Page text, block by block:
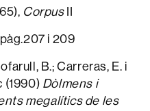
Corpus
i 209
B.; Carreras, E. i
(1990) Dòlmens i
megalítics de les